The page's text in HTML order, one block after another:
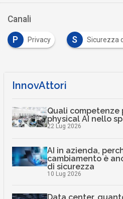
Canali
P Privacy S Sicurezza
InnovAttori
Quali competenze
physical AI nello
22 Lug 2026
AI in azienda,
cambiamento è
di sicurezza
10 Lug 2026